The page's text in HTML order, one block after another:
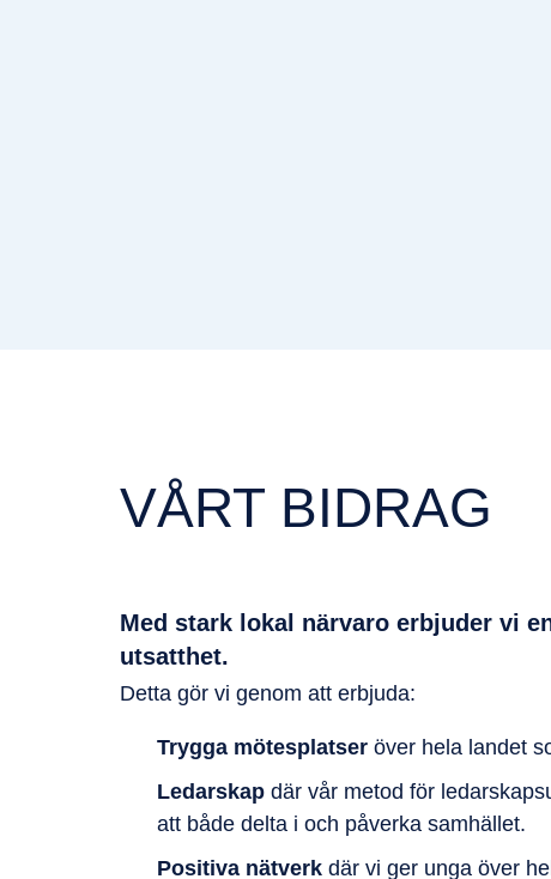
VÅRT BIDRAG
Med stark lokal närvaro erbjuder vi
utsatthet.
Detta gör vi genom att erbjuda:
Trygga mötesplatser över hela landet
Ledarskap där vår metod för
att både delta i och påverka samhället.
Positiva nätverk där vi ger unga över